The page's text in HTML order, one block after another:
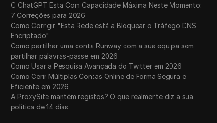
O ChatGPT Está Com Capacidade Máxima Neste Momento:
7 Correções para 2026
Como Corrigir "Esta Rede está a Bloquear o Tráfego DNS
Encriptado"
Como partilhar uma conta Runway com a sua equipa sem
partilhar palavras-passe em 2026
Como Usar a Pesquisa Avançada do Twitter em 2026
Como Gerir Múltiplas Contas Online de Forma Segura e
Eficiente em 2026
A ProxySite mantém registos? O que realmente diz a sua
política de 14 dias